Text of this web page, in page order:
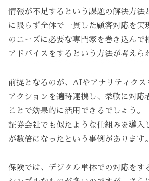
情報が不足するという課題の解決方法
に限らず全体で一貫した顧客対応を実
のニーズに必要な専門家を巻き込んで
アドバイスをするという方法が考えら
前提となるのが、AIやアナリティクス
アクションを適時連携し、柔軟に対応
ことで効果的に活用できるでしょう。
証券会社でも似たような仕組みを導入
が数倍になったという事例があります。
保険では、デジタル単体での対応をす